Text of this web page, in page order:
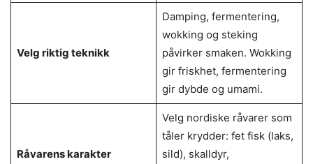
Velg riktig teknikk
Damping, fermentering,
wokking og steking
påvirker smaken. Wokking
gir friskhet, fermentering
gir dybde og umami.
Råvarens karakter
Velg nordiske råvarer som
tåler krydder: fet fisk (laks,
sild), skalldyr,